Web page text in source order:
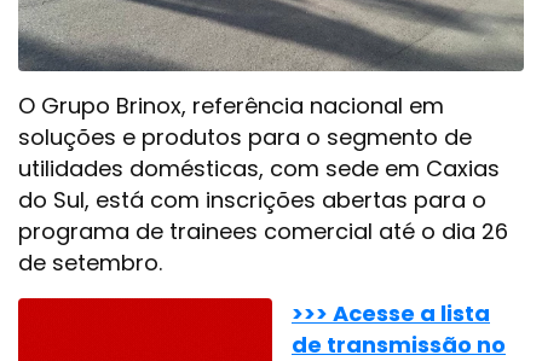
O Grupo Brinox, referência nacional em
soluções e produtos para o segmento de
utilidades domésticas, com sede em Caxias
do Sul, está com inscrições abertas para o
programa de trainees comercial até o dia 26
de setembro.
>>> Acesse a lista
de transmissão no